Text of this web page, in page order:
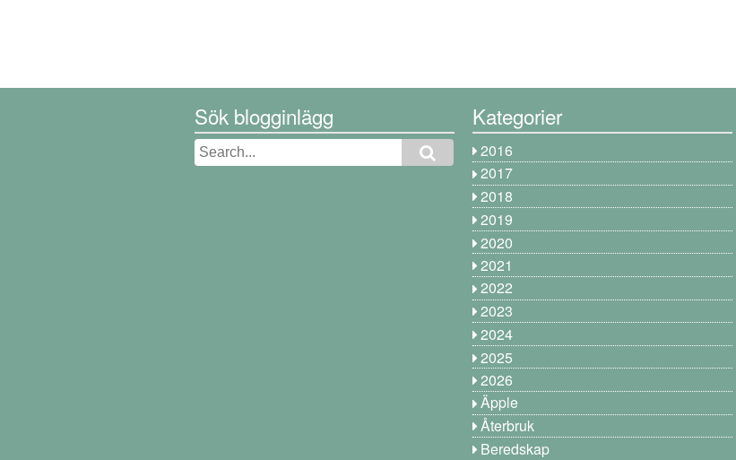
Sök blogginlägg Kategorier
2016
2017
2018
2019
2020
2021
2022
2023
2024
2025
2026
Äpple
Återbruk
Beredskap